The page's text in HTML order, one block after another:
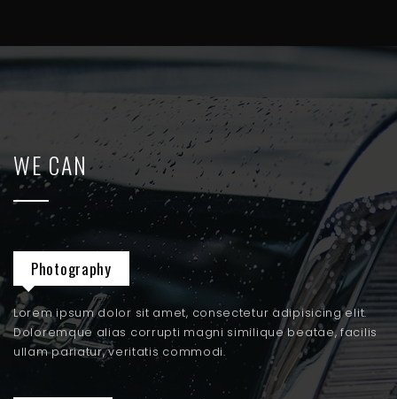
WE CAN
Photography
Lorem ipsum dolor sit amet, consectetur adipisicing elit.
Doloremque alias corrupti magni similique beatae, facilis
ullam pariatur, veritatis commodi.